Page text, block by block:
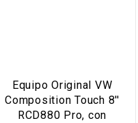
Equipo Original VW
Composition Touch 8''
RCD880 Pro, con